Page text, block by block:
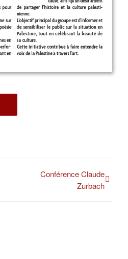
Conférence Claude
Zurbach